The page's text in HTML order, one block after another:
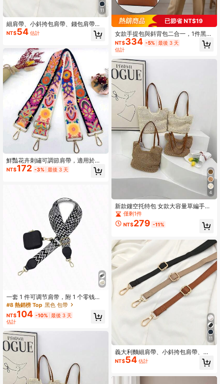
11
細肩帶、小斜挎包肩帶、錢包肩帶、
小包肩帶配件、DIY肩帶、多功能小肩
帶、女款包包肩帶
NT$54 估計
鮮豔花卉刺繡可調節肩帶，適用於錢
包、手提包與吉他背帶，2英吋黑色聚
酯纖維，配金色扣環
NT$172 -3% 最後 3 天
一套 1 件可调节肩带，附 1 个零钱
包，迷你斜挎包，可装零钱、口红、
钥匙、DIY 肩带配件
#8 熱銷榜 Top 黑色 包帶
NT$104 -10% 最後 3 天
估計
已節省 NT$19
女款手提包與斜背包二合一，1件黑色
枕頭包，附T型鎖字母設計，通勤單肩
包
NT$334 -5% 最後 3 天
估計
4
新款鏤空托特包 女款大容量草編手提
包 肩背包 復古旅行海灘包 購物包 夏
季
僅剩1件
NT$279 -11%
11
義大利麵細肩帶、小斜挎包肩帶、錢
包肩帶、小包肩帶配件、DIY肩帶、多
功能小單肩帶、女款包包肩帶
NT$54 估計